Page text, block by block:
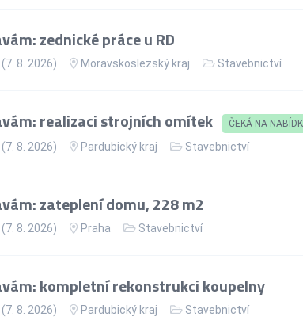
zednické práce u RD
8. 2026) Moravskoslezský kraj Stavebnictví
realizaci strojních omítek ČEKÁ NA
8. 2026) Pardubický kraj Stavebnictví
zateplení domu, 228 m2
8. 2026) Praha Stavebnictví
kompletní rekonstrukci koupelny
8. 2026) Pardubický kraj Stavebnictví